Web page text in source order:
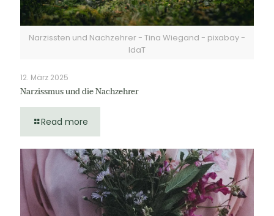
Narzissten und Nachzehrer - Tina Wiegand - pixabay -
IdaT
12. März 2025
Narzissmus und die Nachzehrer
Read more